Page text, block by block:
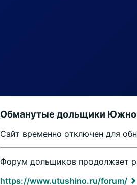
Обманутые дольщики
Сайт временно отключен для
Форум дольщиков продолжает
https://www.utushino.ru/forum/